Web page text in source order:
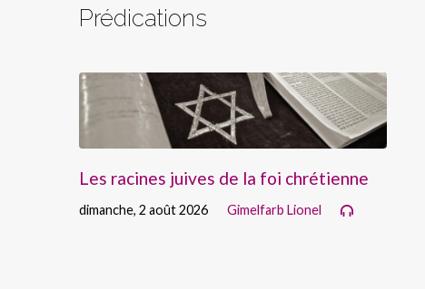
Prédications
Les racines juives de la foi chrétienne
dimanche, 2 août 2026 Gimelfarb Lionel